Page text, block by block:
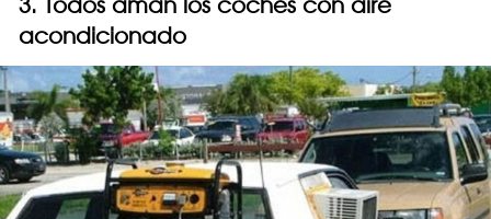
acondicionado